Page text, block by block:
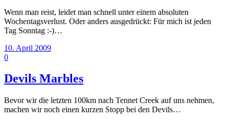
Wenn man reist, leidet man schnell unter einem absoluten
Wochentagsverlust. Oder anders ausgedrückt: Für mich ist jeden
Tag Sonntag :-)…
10. April 2009
0
Devils Marbles
Bevor wir die letzten 100km nach Tennet Creek auf uns nehmen,
machen wir noch einen kurzen Stopp bei den Devils…